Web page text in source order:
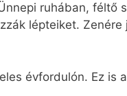
ruhában, féltő
lépteiket.
évfordulón. Ez is